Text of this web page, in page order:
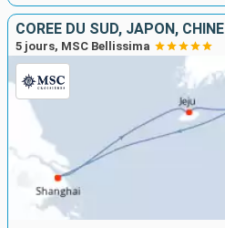
CORÉE DU SUD, JAPON, CHINE
5 jours, MSC Bellissima